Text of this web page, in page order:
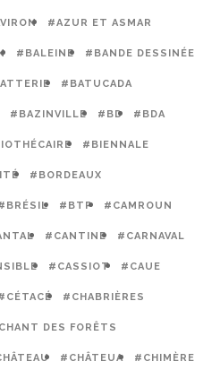
#AZUR ET ASMAR
#BALEINE #BANDE DESSINÉE
#BATUCADA
#BAZINVILLE #BD #BDA
#BIENNALE
#BORDEAUX
#BTP #CAMROUN
#CANTINE #CARNAVAL
#CASSIOT #CAUE
#CHABRIÈRES
DES FORÊTS
#CHÂTEUA #CHIMÈRE